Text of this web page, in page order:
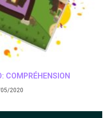
COMPRÉHENSION
2020